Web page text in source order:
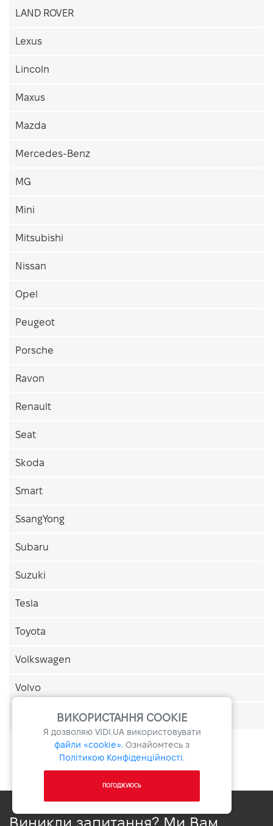
LAND ROVER
Lexus
Lincoln
Maxus
Mazda
Mercedes-Benz
MG
Mini
Mitsubishi
Nissan
Opel
Peugeot
Porsche
Ravon
Renault
Seat
Skoda
Smart
SsangYong
Subaru
Suzuki
Tesla
Toyota
Volkswagen
Volvo
ВИКОРИСТАННЯ COOKIE
Я дозволяю VIDI.UAвикористовувати
файли «cookie». Ознайомтесь з
Політикою Конфіденційності.
ПОГОДЖУЮСЬ